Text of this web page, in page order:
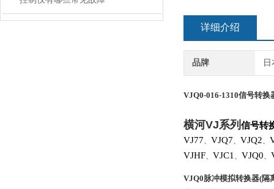
详细介绍
品牌
VJQ0-016-1310信号转换
横河VJ系列 信号转
VJ77、 VJQ7、 VJQ2、
VJHF、 VJC1 、 VJQ0、
VJQ0脉冲模拟转换器(隔